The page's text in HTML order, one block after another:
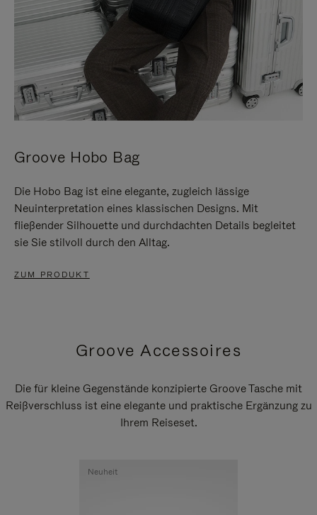
Groove Hobo Bag
Die Hobo Bag ist eine elegante, zugleich lässige
Neuinterpretation eines klassischen Designs. Mit
fließender Silhouette und durchdachten Details begleitet
sie Sie stilvoll durch den Alltag.
ZUM PRODUKT
Groove Accessoires
Die für kleine Gegenstände konzipierte Groove Tasche mit
Reißverschluss ist eine elegante und praktische Ergänzung zu
Ihrem Reiseset.
Neuheit